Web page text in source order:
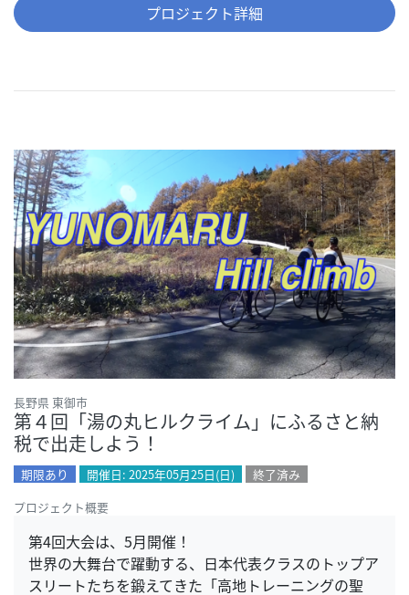
プロジェクト詳細
長野県 東御市
第４回「湯の丸ヒルクライム」にふるさと納
税で出走しよう！
期限あり 開催日: 2025年05月25日(日)
終了済み
プロジェクト概要
第4回大会は、5月開催！
世界の大舞台で躍動する、日本代表クラスのトップア
スリートたちを鍛えてきた「高地トレーニングの聖